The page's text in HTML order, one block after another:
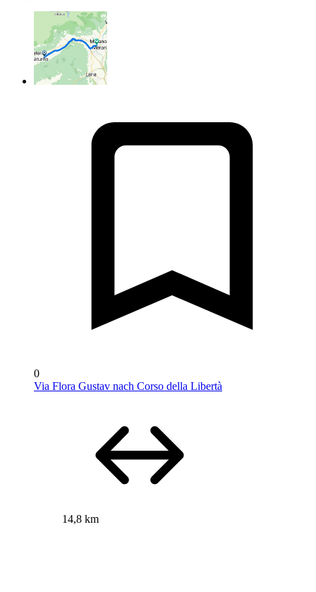
0
Via Flora Gustav nach Corso della Libertà
14,8 km